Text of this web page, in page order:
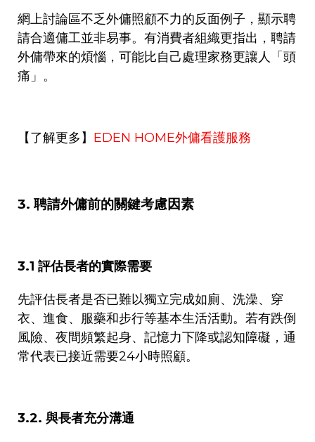
網上討論區不乏外傭照顧不力的反面例子，顯示聘
請合適傭工並非易事。有消費者組織更指出，聘請
外傭帶來的煩惱，可能比自己處理家務更讓人「頭
痛」。
【了解更多】 EDEN HOME外傭看護服務
3. 聘請外傭前的關鍵考慮因素
3.1 評估長者的實際需要
先評估長者是否已難以獨立完成如廁、洗澡、穿
衣、進食、服藥和步行等基本生活活動。若有跌倒
風險、夜間頻繁起身、記憶力下降或認知障礙，通
常代表已接近需要24小時照顧。
3.2. 與長者充分溝通